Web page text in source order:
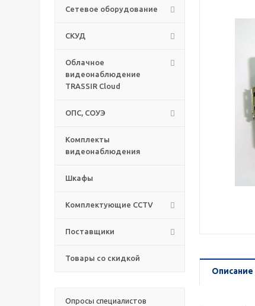
Сетевое оборудование
СКУД
Облачное
видеонаблюдение
TRASSIR Cloud
ОПС, СОУЭ
Комплекты
видеонаблюдения
Шкафы
Комплектующие CCTV
Поставщики
Товары со скидкой
Опросы специалистов
Описание